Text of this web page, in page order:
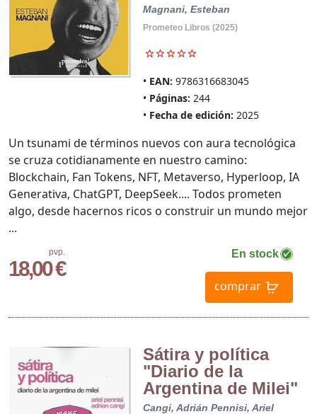
Magnani, Esteban
Prometeo Libros (2025)
EAN: 9786316683045
Páginas: 244
Fecha de edición: 2025
pvp.
18,00 €
En stock
comprar
Un tsunami de términos nuevos con aura tecnológica
se cruza cotidianamente en nuestro camino:
Blockchain, Fan Tokens, NFT, Metaverso, Hyperloop, IA
Generativa, ChatGPT, DeepSeek.... Todos prometen
algo, desde hacernos ricos o construir un mundo mejor
...
Sátira y política
"Diario de la
Argentina de Milei"
Cangi, Adrián Pennisi, Ariel